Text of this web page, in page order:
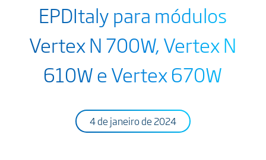
EPDItaly para módulos
Vertex N 700W, Vertex N
610W e Vertex 670W
4 de janeiro de 2024